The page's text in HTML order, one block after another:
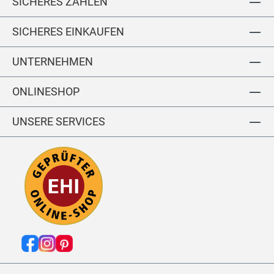
SICHERES EINKAUFEN
UNTERNEHMEN
ONLINESHOP
UNSERE SERVICES